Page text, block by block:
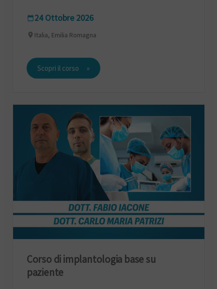
24 Ottobre 2026
Italia, Emilia Romagna
Scopri il corso
Corso di implantologia base su
paziente